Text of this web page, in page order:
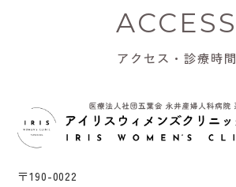
ACCESS
アクセス・診療時間
〒190-0022